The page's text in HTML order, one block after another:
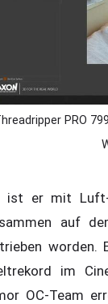
was
PRO
Kernen
PRO
ist er mit Luft-
auf
worden.
im
OC-Team